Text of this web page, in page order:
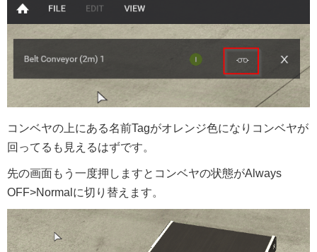
コンベヤの上にある名前Tagがオレンジ色になりコンベヤが
回ってるも見えるはずです。
先の画面もう一度押しますとコンベヤの状態がAlways
OFF>Normalに切り替えます。